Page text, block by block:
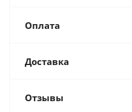
Оплата
Доставка
Отзывы